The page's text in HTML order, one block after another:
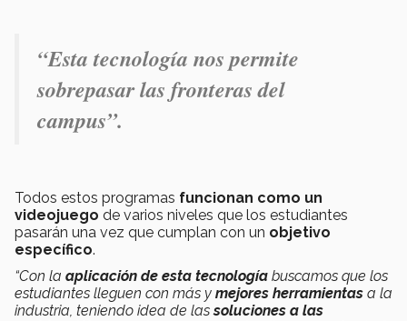
“Esta tecnología nos permite
sobrepasar las fronteras del
campus”.
Todos estos programas funcionan como un
videojuego de varios niveles que los estudiantes
pasarán una vez que cumplan con un objetivo
específico.
“Con la aplicación de esta tecnología buscamos que los
estudiantes lleguen con más y mejores herramientas a la
industria, teniendo idea de lassoluciones a las